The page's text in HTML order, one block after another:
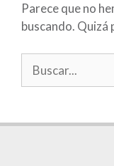
Parece que no
buscando. Quizá